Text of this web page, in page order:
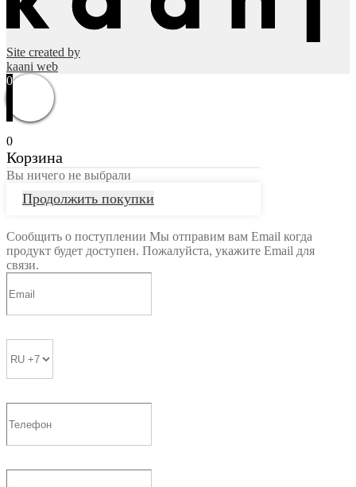
Site created by
kaani web
0
0
Корзина
Вы ничего не выбрали
Продолжить покупки
Сообщить о поступлении Мы отправим вам Email когда
продукт будет доступен. Пожалуйста, укажите Email для
связи.